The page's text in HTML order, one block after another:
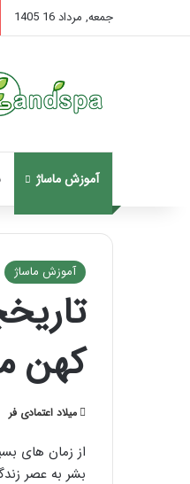
جمعه, مرداد 16 1405
آموزش ماساژ
آموزش ماساژ
کهن
میلاد اعتمادی فر
از زمان های
بشر به عصر